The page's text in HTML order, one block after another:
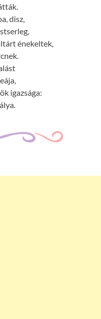
disz,
énekeltek,
igazsága: